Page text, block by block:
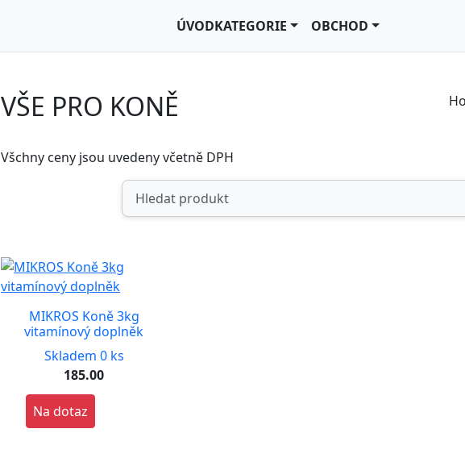
ÚVODKATEGORIE OBCHOD
VŠE PRO KONĚ
Všchny ceny jsou uvedeny včetně DPH
MIKROS Koně 3kg
vitamínový doplněk
Skladem 0 ks
185.00
Na dotaz